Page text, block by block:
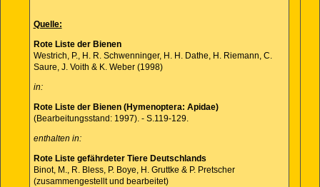
Quelle:
Rote Liste der Bienen
Westrich, P., H. R. Schwenninger, H. H. Dathe, H. Riemann, C.
Saure, J. Voith & K. Weber (1998)
in:
Rote Liste der Bienen (Hymenoptera: Apidae)
(Bearbeitungsstand: 1997). - S.119-129.
enthalten in:
Rote Liste gefährdeter Tiere Deutschlands
Binot, M., R. Bless, P. Boye, H. Gruttke & P. Pretscher
(zusammengestellt und bearbeitet)